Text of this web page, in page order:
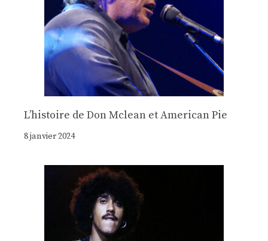
Lʼhistoire de Don Mclean et American Pie
8 janvier 2024